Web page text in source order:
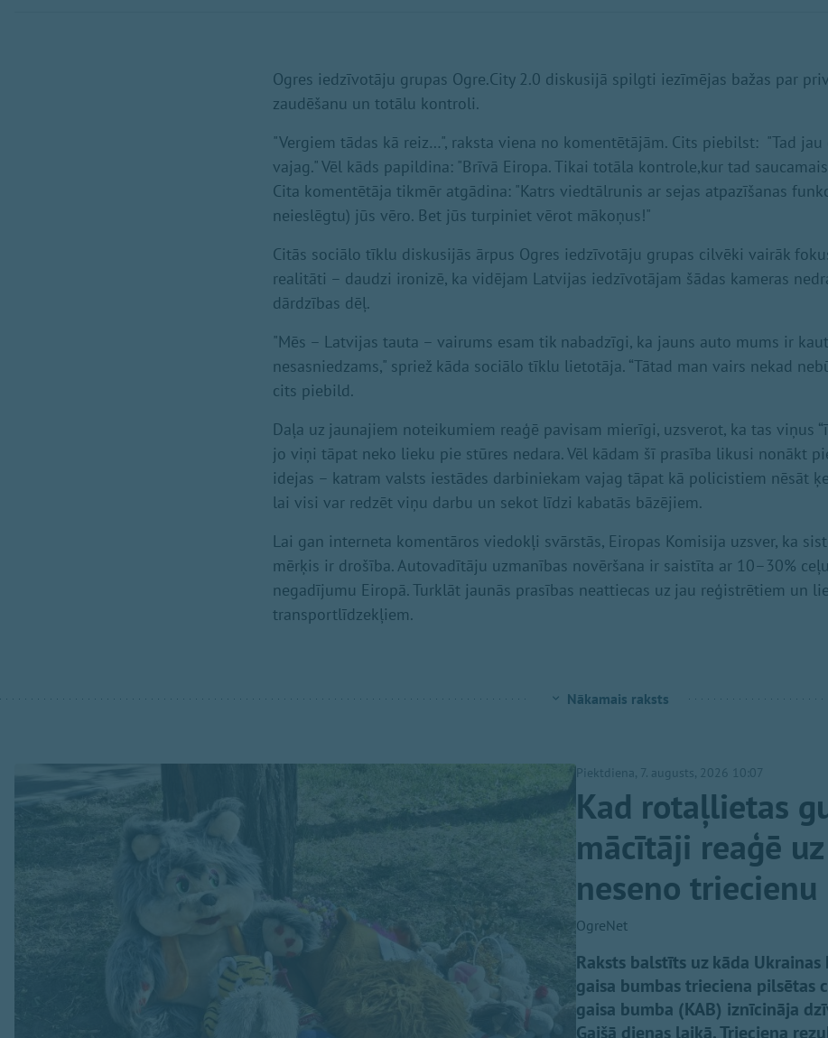
Ogres iedzīvotāju grupas Ogre.City 2.0 diskusijā spilgti iezīmējas bažas par
zaudēšanu un totālu kontroli.
"Vergiem tādas kā reiz…", raksta viena no komentētājām. Cits piebilst: "Tad
vajag." Vēl kāds papildina: "Brīvā Eiropa. Tikai totāla kontrole,kur tad
Cita komentētāja tikmēr atgādina: "Katrs viedtālrunis ar sejas atpazīšanas
neieslēgtu) jūs vēro. Bet jūs turpiniet vērot mākoņus!"
Citās sociālo tīklu diskusijās ārpus Ogres iedzīvotāju grupas cilvēki vairāk
realitāti – daudzi ironizē, ka vidējam Latvijas iedzīvotājam šādas kameras
dārdzības dēļ.
"Mēs – Latvijas tauta – vairums esam tik nabadzīgi, ka jauns auto mums ir
nesasniedzams," spriež kāda sociālo tīklu lietotāja. “Tātad man vairs nekad
cits piebild.
Daļa uz jaunajiem noteikumiem reaģē pavisam mierīgi, uzsverot, ka tas viņus
jo viņi tāpat neko lieku pie stūres nedara. Vēl kādam šī prasība likusi nonākt
idejas – katram valsts iestādes darbiniekam vajag tāpat kā policistiem nēsāt
lai visi var redzēt viņu darbu un sekot līdzi kabatās bāzējiem.
Lai gan interneta komentāros viedokļi svārstās, Eiropas Komisija uzsver, ka
mērķis ir drošība. Autovadītāju uzmanības novēršana ir saistīta ar 10–30%
negadījumu Eiropā. Turklāt jaunās prasības neattiecas uz jau reģistrētiem un
transportlīdzekļiem.
Nākamais raksts
Piektdiena, 7. augusts, 2026 10:07
Kad rotaļlietas
mācītāji reaģē
neseno triecienu
OgreNet
Raksts balstīts uz kāda
gaisa bumbas trieciena pilsētas
gaisa bumba (KAB) iznīcināja
Gaišā dienas laikā. Trieciena